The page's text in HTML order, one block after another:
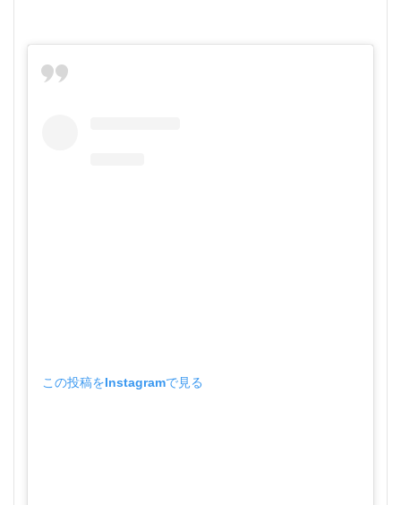
この投稿をInstagramで見る